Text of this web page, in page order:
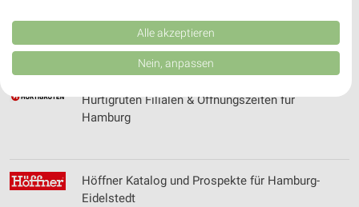
Hugo Pfohe Filialen & Öffnungszeiten für
Norderstedt
Hurtigruten Filialen & Öffnungszeiten für
Hamburg
Höffner Katalog und Prospekte für Hamburg-
Eidelstedt
Kombinationen von Daten aus verschiedenen Quellen. Entwicklung und
Verbesserung der Angebote. Verwendung reduzierter Daten zur Auswahl
von Inhalten.
Daten können außerhalb der Europäischen Union weitergegeben und in die
Website/App.
Partnerliste anzeigen (1 IAB-Anbieter)
Speichern von oder Zugriff auf Informationen
auf einem Endgerät
Alle akzeptieren
Nein, anpassen